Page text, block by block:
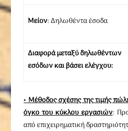
Μείον: Δηλωθέντα έσοδα
Διαφορά μεταξύ δηλωθέντων
εσόδων και βάσει ελέγχου:
• Μέθοδος σχέσης της τιμής
όγκο του κύκλου εργασιών:
από επιχειρηματική